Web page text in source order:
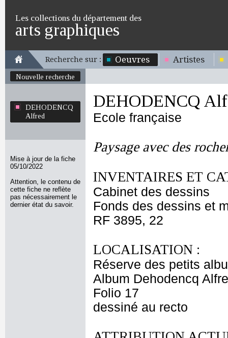
Les collections du département des
arts graphiques
Recherche sur : Oeuvres Artistes
Nouvelle recherche
DEHODENCQ
Alfred
Mise à jour de la fiche
05/10/2022
Attention, le contenu de
cette fiche ne reflète
pas nécessairement le
dernier état du savoir.
DEHODENCQ
Ecole française
Paysage avec des
INVENTAIRES ET
Cabinet des dessins
Fonds des dessins et
RF 3895, 22
LOCALISATION :
Réserve des petits
Album Dehodencq
Folio 17
dessiné au recto